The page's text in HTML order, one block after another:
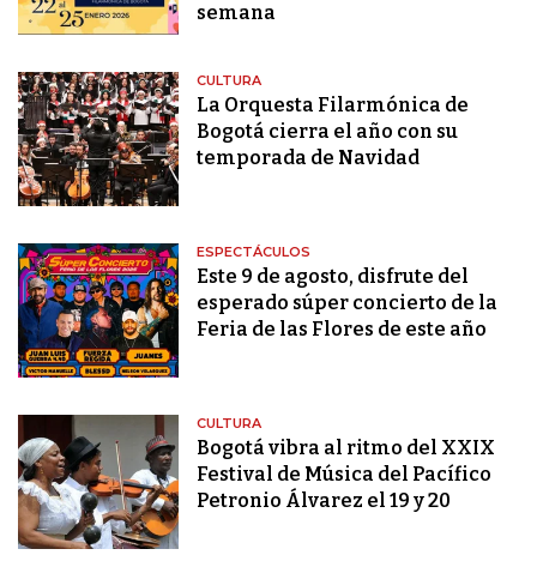
semana
CULTURA
La Orquesta Filarmónica de
Bogotá cierra el año con su
temporada de Navidad
ESPECTÁCULOS
Este 9 de agosto, disfrute del
esperado súper concierto de la
Feria de las Flores de este año
CULTURA
Bogotá vibra al ritmo del XXIX
Festival de Música del Pacífico
Petronio Álvarez el 19 y 20